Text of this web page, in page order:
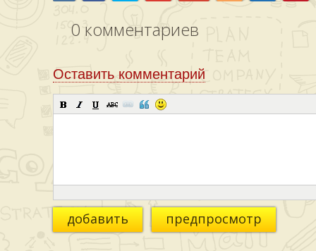
0 комментариев
Оставить комментарий
добавить предпросмотр